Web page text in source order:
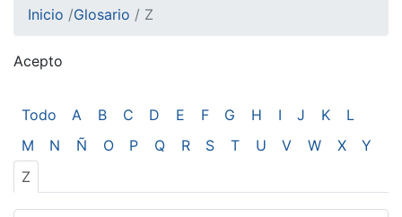
Inicio /Glosario / Z
Acepto
Todo A B C D E F G H I J K
L
M
N Ñ O P Q R S T U V W X
Y
Z